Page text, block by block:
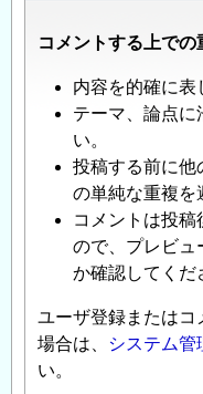
コメントする上での
内容を的確に表
テーマ、論点に
い。
投稿する前に他
の単純な重複を
コメントは投
ので、プレビュ
か確認してくだ
ユーザ登録またはコ
場合は、
システム管
い。